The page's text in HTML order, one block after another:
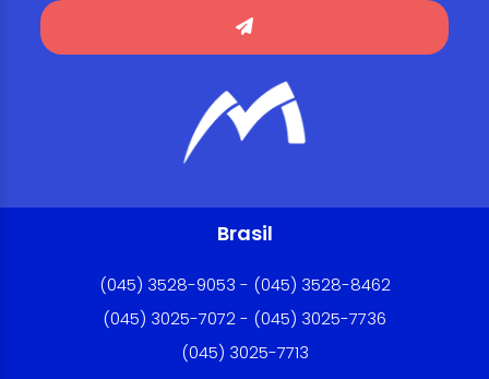
Brasil
(045) 3528-9053 - (045) 3528-8462
(045) 3025-7072 - (045) 3025-7736
(045) 3025-7713